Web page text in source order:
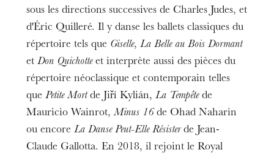
sous les directions successives de Charles Judes, et
d'Éric Quilleré. Il y danse les ballets classiques du
répertoire tels que Giselle,La Belle au Bois Dormant
etDon Quichotteet interprète aussi des pièces du
répertoire néoclassique et contemporain telles
quePetite Mortde Jiří Kylián,La Tempêtede
Mauricio Wainrot,Minus 16 de Ohad Naharin
ou encoreLa Danse Peut-Elle Résisterde Jean-
Claude Gallotta. En 2018, il rejoint le Royal